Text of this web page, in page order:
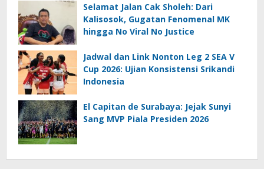
Selamat Jalan Cak Sholeh: Dari
Kalisosok, Gugatan Fenomenal MK
hingga No Viral No Justice
Jadwal dan Link Nonton Leg 2 SEA V
Cup 2026: Ujian Konsistensi Srikandi
Indonesia
El Capitan de Surabaya: Jejak Sunyi
Sang MVP Piala Presiden 2026